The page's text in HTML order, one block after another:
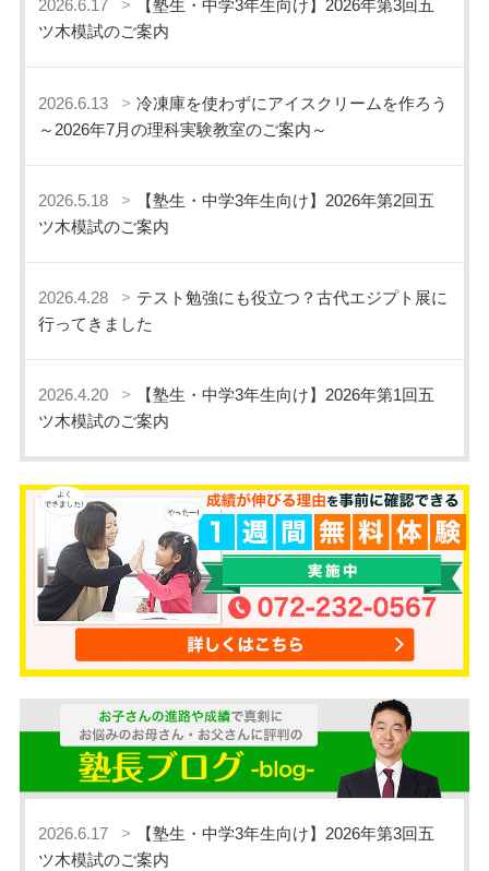
2026.6.17
【塾生・中学3年生向け】2026年第3回五
ツ木模試のご案内
2026.6.13
冷凍庫を使わずにアイスクリームを作ろう
～2026年7月の理科実験教室のご案内～
2026.5.18
【塾生・中学3年生向け】2026年第2回五
ツ木模試のご案内
2026.4.28
テスト勉強にも役立つ？古代エジプト展に
行ってきました
2026.4.20
【塾生・中学3年生向け】2026年第1回五
ツ木模試のご案内
2026.6.17
【塾生・中学3年生向け】2026年第3回五
ツ木模試のご案内